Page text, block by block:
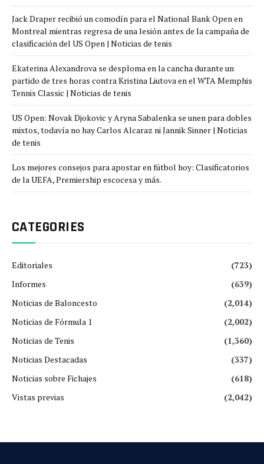
Jack Draper recibió un comodín para el National Bank Open en
Montreal mientras regresa de una lesión antes de la campaña de
clasificación del US Open | Noticias de tenis
Ekaterina Alexandrova se desploma en la cancha durante un
partido de tres horas contra Kristina Liutova en el WTA Memphis
Tennis Classic | Noticias de tenis
US Open: Novak Djokovic y Aryna Sabalenka se unen para dobles
mixtos, todavía no hay Carlos Alcaraz ni Jannik Sinner | Noticias
de tenis
Los mejores consejos para apostar en fútbol hoy: Clasificatorios
de la UEFA, Premiership escocesa y más.
CATEGORIES
Editoriales
(723)
Informes
(639)
Noticias de Baloncesto
(2,014)
Noticias de Fórmula 1
(2,002)
Noticias de Tenis
(1,360)
Noticias Destacadas
(337)
Noticias sobre Fichajes
(618)
Vistas previas
(2,042)